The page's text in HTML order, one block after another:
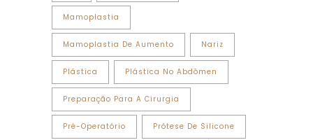
Mamoplastia
Mamoplastia De Aumento Nariz
Plástica Plástica No Abdômen
Preparação Para A Cirurgia
Pré-Operatório Prótese De Silicone